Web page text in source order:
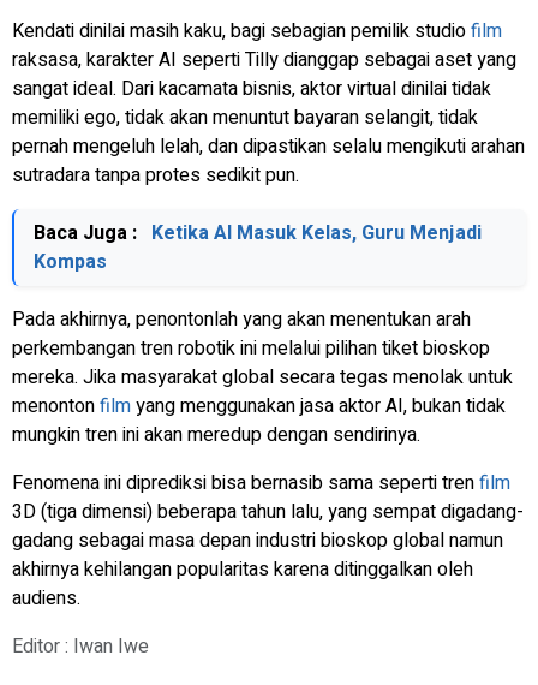
Kendati dinilai masih kaku, bagi sebagian pemilik studiofilm
raksasa, karakter AI seperti Tilly dianggap sebagai aset yang
sangat ideal. Dari kacamata bisnis, aktor virtual dinilai tidak
memiliki ego, tidak akan menuntut bayaran selangit, tidak
pernah mengeluh lelah, dan dipastikan selalu mengikuti arahan
sutradara tanpa protes sedikit pun.
Baca Juga : Ketika AI Masuk Kelas, Guru Menjadi
Kompas
Pada akhirnya, penontonlah yang akan menentukan arah
perkembangan tren robotik ini melalui pilihan tiket bioskop
mereka. Jika masyarakat global secara tegas menolak untuk
menontonfilmyang menggunakan jasa aktor AI, bukan tidak
mungkin tren ini akan meredup dengan sendirinya.
Fenomena ini diprediksi bisa bernasib sama seperti trenfilm
3D (tiga dimensi) beberapa tahun lalu, yang sempat digadang-
gadang sebagai masa depan industri bioskop global namun
akhirnya kehilangan popularitas karena ditinggalkan oleh
audiens.
Editor : Iwan Iwe